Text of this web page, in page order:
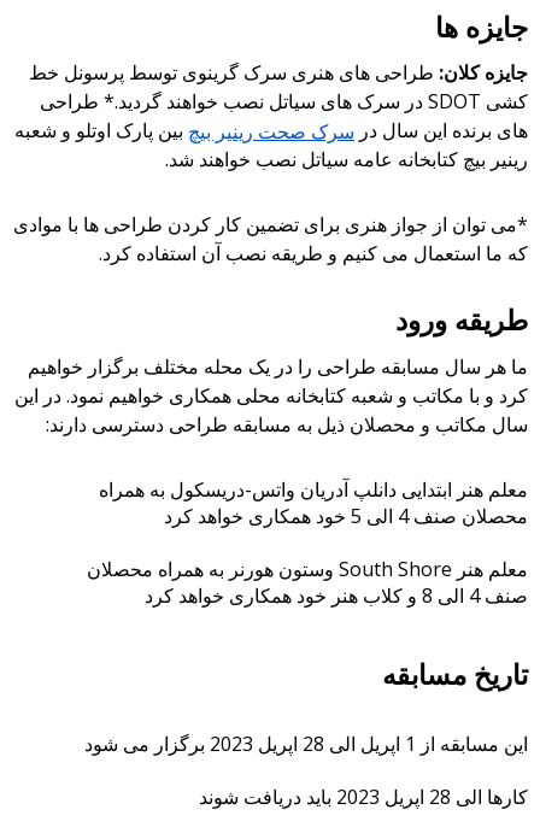
جایزه ها
جایزه کلان: طراحی های هنری سرک گرینوی توسط پرسونل خط
کشی SDOT در سرک های سیاتل نصب خواهند گردید.* طراحی
های برنده این سال در سرک صحت رینیر بیچ بین پارک اوتلو و شعبه
رینیر بیچ کتابخانه عامه سیاتل نصب خواهند شد.
*می توان از جواز هنری برای تضمین کار کردن طراحی ها با موادی
که ما استعمال می کنیم و طریقه نصب آن استفاده کرد.
طریقه ورود
ما هر سال مسابقه طراحی را در یک محله مختلف برگزار خواهیم
کرد و با مکاتب و شعبه کتابخانه محلی همکاری خواهیم نمود. در این
سال مکاتب و محصلان ذیل به مسابقه طراحی دسترسی دارند:
معلم هنر ابتدایی دانلپ آدریان واتس-دریسکول به همراه
محصلان صنف 4 الی 5 خود همکاری خواهد کرد
معلم هنر South Shore وستون هورنر به همراه محصلان
صنف 4 الی 8 و کلاب هنر خود همکاری خواهد کرد
تاریخ مسابقه
این مسابقه از 1 اپریل الی 28 اپریل 2023 برگزار می شود
کارها الی 28 اپریل 2023 باید دریافت شوند